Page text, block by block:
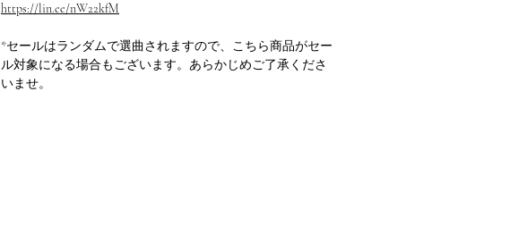
https://lin.ee/nW22kfM
*セールはランダムで選曲されますので、こちら商品がセー
ル対象になる場合もございます。あらかじめご了承くださ
いませ。